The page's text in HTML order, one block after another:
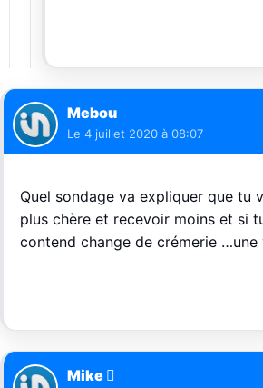
Mebou
Le 4 juillet 2020 à 08:07
Quel sondage va expliquer que tu
plus chère et recevoir moins et si
contend change de crémerie …une
Mike 